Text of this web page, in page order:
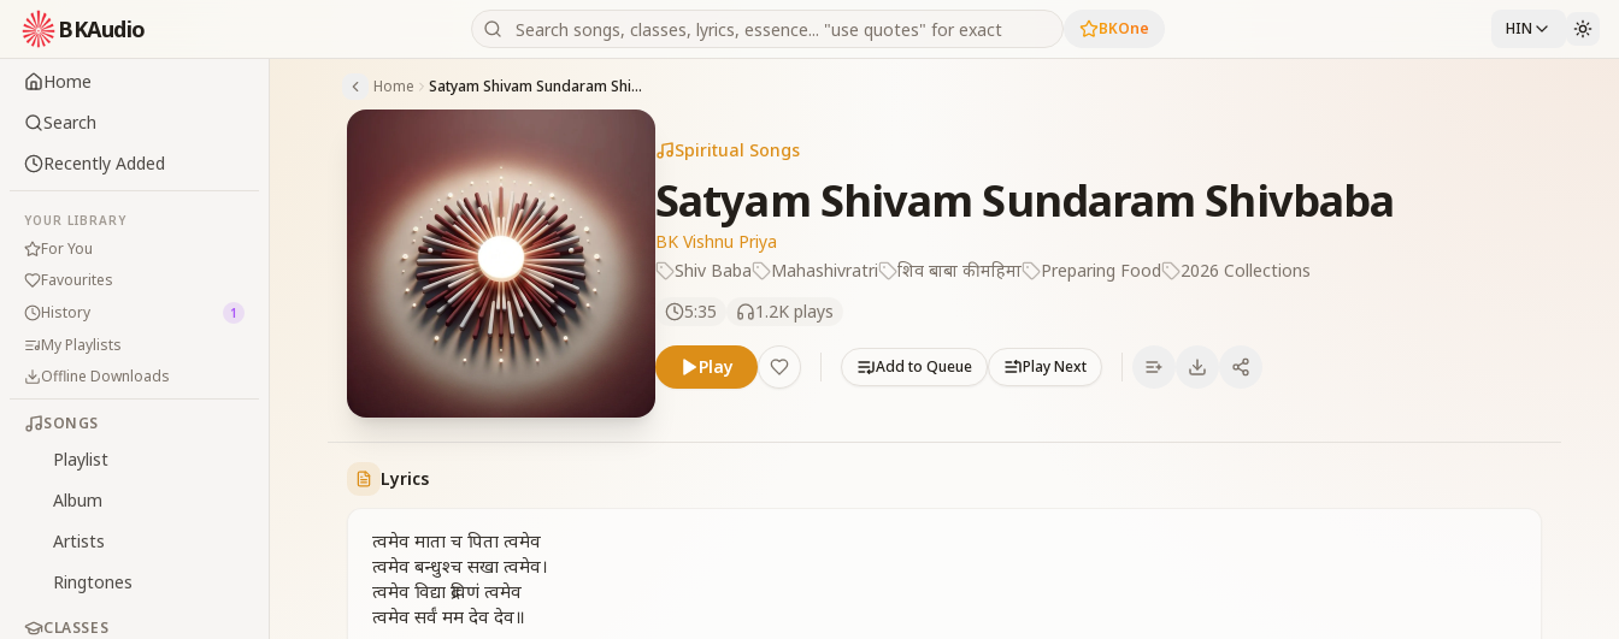
BKAudio BKOne HIN
Home
Search
Recently Added
YOUR LIBRARY
For You
Favourites
History
1
My Playlists
Offline Downloads
SONGS
Playlist
Album
Artists
Ringtones
CLASSES
Home Satyam Shivam Sundaram Shivbaba
Spiritual Songs
Satyam Shivam Sundaram Shivbaba
BK Vishnu Priya
Shiv Baba
Mahashivratri शिव बाबा की महिमा Preparing Food
2026 Collections
5:35
1.2K plays
Play Add to Queue Play Next
Lyrics
त्वमेव माता च पिता त्वमेव
त्वमेव बन्धुश्च सखा त्वमेव।
त्वमेव विद्या द्रविणं त्वमेव
त्वमेव सर्वं मम देव देव॥